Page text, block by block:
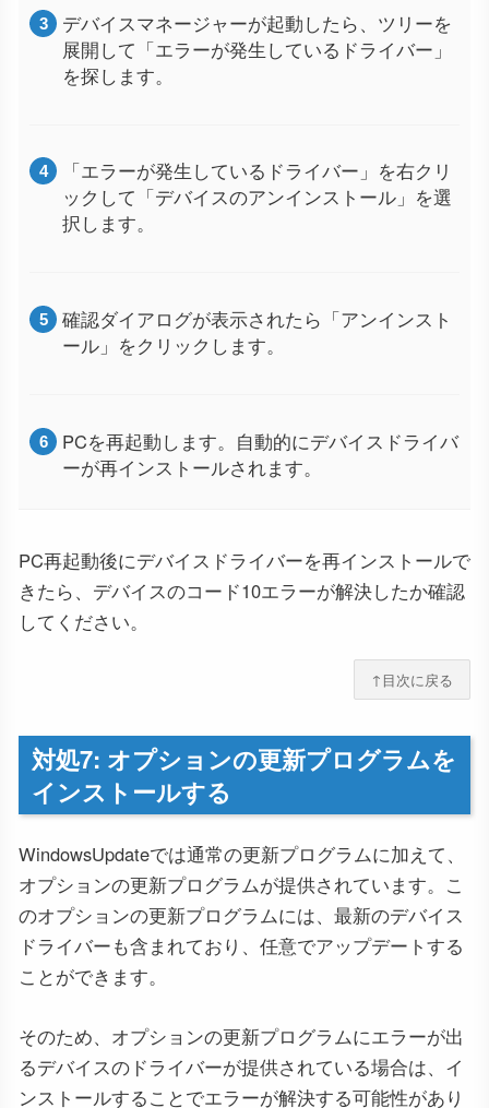
デバイスマネージャーが起動したら、ツリーを
展開して「エラーが発生しているドライバー」
を探します。
「エラーが発生しているドライバー」を右クリ
ックして「デバイスのアンインストール」を選
択します。
確認ダイアログが表示されたら「アンインスト
ール」をクリックします。
PCを再起動します。自動的にデバイスドライバ
ーが再インストールされます。
PC再起動後にデバイスドライバーを再インストールで
きたら、デバイスのコード10エラーが解決したか確認
してください。
↑目次に戻る
対処7: オプションの更新プログラムを
インストールする
WindowsUpdateでは通常の更新プログラムに加えて、
オプションの更新プログラムが提供されています。こ
のオプションの更新プログラムには、最新のデバイス
ドライバーも含まれており、任意でアップデートする
ことができます。
そのため、オプションの更新プログラムにエラーが出
るデバイスのドライバーが提供されている場合は、イ
ンストールすることでエラーが解決する可能性があり